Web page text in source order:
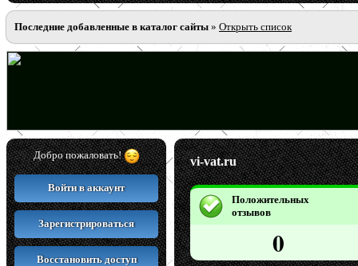
Последние добавленные в каталог сайты » Открыть список
Добро пожаловать!
Войти в аккаунт
Зарегистрироваться
Восстановить доступ
vi-vat.ru
Положительных
отзывов
0